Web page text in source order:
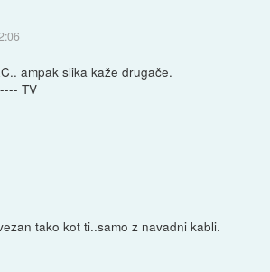
ampak slika kaže drugače.
TV
tako kot ti..samo z navadni kabli.